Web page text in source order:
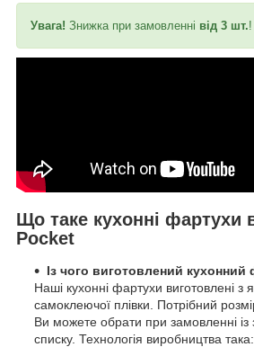
Увага! Знижка при замовленні від 3 шт.!
Що таке кухонні фартухи
Pocket
Із чого виготовлений кухонний
Наші кухонні фартухи виготовлені з
самоклеючої плівки. Потрібний
Ви можете обрати при замовленні із
списку. Технологія виробництва